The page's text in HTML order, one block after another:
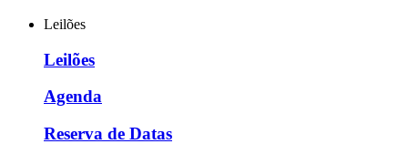
Leilões
Leilões
Agenda
Reserva de Datas